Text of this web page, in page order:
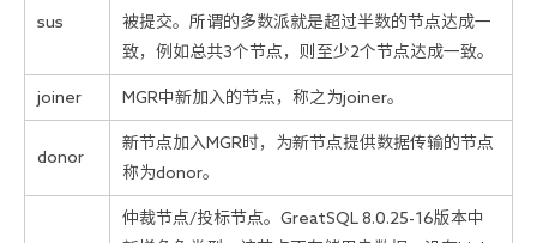
sus
被提交。所谓的多数派就是超过半数的节点达成一
致，例如总共3个节点，则至少2个节点达成一致。
joiner MGR中新加入的节点，称之为joiner。
donor
新节点加入MGR时，为新节点提供数据传输的节点
称为donor。
仲裁节点/投标节点。GreatSQL 8.0.25-16版本中